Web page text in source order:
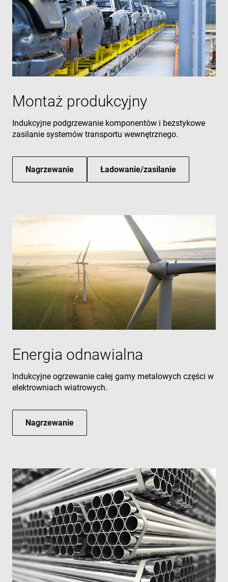
Montaż produkcyjny
Indukcyjne podgrzewanie komponentów i bezstykowe
zasilanie systemów transportu wewnętrznego.
Nagrzewanie Ładowanie/zasilanie
Energia odnawialna
Indukcyjne ogrzewanie całej gamy metalowych części w
elektrowniach wiatrowych.
Nagrzewanie
Nazwa
Dostawca /
Domena
przechowywania
cf_clearance
Cloudflare,
Inc.
.enrx.com
1 rok
CookieScript
www.enrx.com
VISITOR_PRIVACY_METADATA